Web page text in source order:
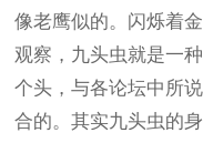
像老鹰似的。闪烁着
观察，九头虫就是一
个头，与各论坛中所
合的。其实九头虫的